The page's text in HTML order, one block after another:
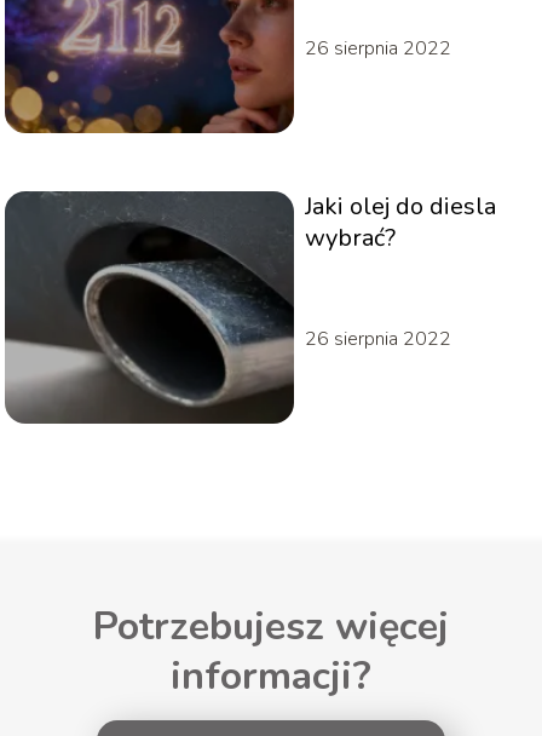
26 sierpnia 2022
Jaki olej do diesla
wybrać?
26 sierpnia 2022
Potrzebujesz więcej
informacji?